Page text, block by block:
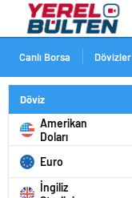
Canlı Borsa Dövizler
Döviz
Amerikan
Doları
Euro
İngiliz